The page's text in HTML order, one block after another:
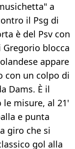
a
il Psg di
è del Psv con
blocca
appare
con un colpo di
Dams. È il
le misure, al 21'
e punta
giro che si
gol alla